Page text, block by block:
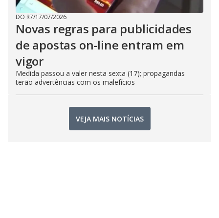
DO R7/17/07/2026
Novas regras para publicidades
de apostas on-line entram em
vigor
Medida passou a valer nesta sexta (17); propagandas
terão advertências com os malefícios
VEJA MAIS NOTÍCIAS